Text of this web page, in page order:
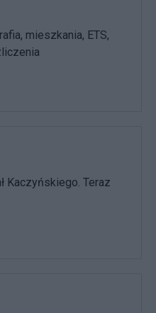
mieszkania, ETS,
Kaczyńskiego. Teraz